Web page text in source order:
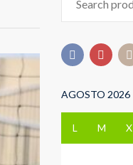
for:
AGOSTO 2026
L M X